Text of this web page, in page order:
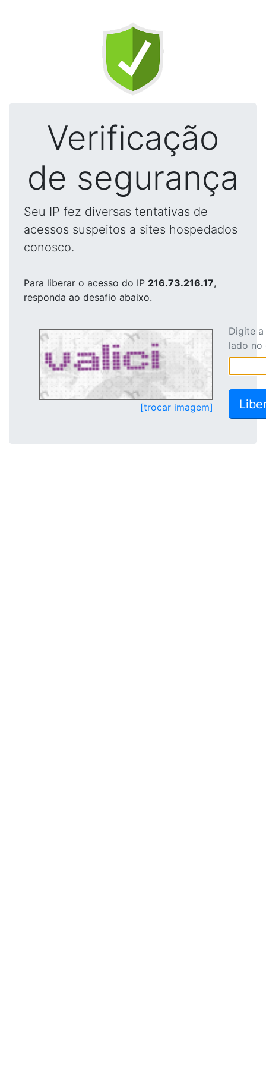
Verificação
de segurança
Seu IP fez diversas tentativas de
acessos suspeitos a sites hospedados
conosco.
Para liberar o acesso do IP 216.73.216.17,
responda ao desafio abaixo.
[trocar imagem]
Digite
lado no